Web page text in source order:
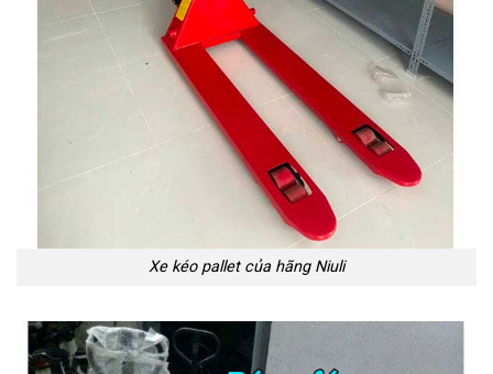
Xe kéo pallet của hãng Niuli